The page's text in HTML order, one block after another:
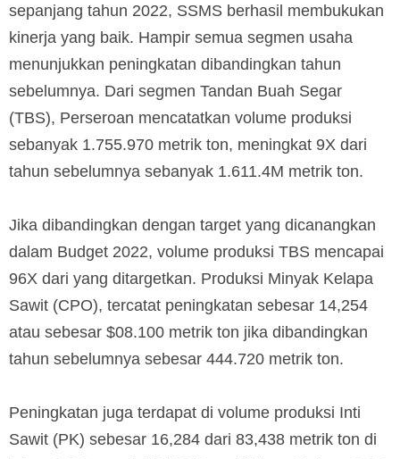
sepanjang tahun 2022, SSMS berhasil membukukan
kinerja yang baik. Hampir semua segmen usaha
menunjukkan peningkatan dibandingkan tahun
sebelumnya. Dari segmen Tandan Buah Segar
(TBS), Perseroan mencatatkan volume produksi
sebanyak 1.755.970 metrik ton, meningkat 9X dari
tahun sebelumnya sebanyak 1.611.4M metrik ton.
Jika dibandingkan dengan target yang dicanangkan
dalam Budget 2022, volume produksi TBS mencapai
96X dari yang ditargetkan. Produksi Minyak Kelapa
Sawit (CPO), tercatat peningkatan sebesar 14,254
atau sebesar $08.100 metrik ton jika dibandingkan
tahun sebelumnya sebesar 444.720 metrik ton.
Peningkatan juga terdapat di volume produksi Inti
Sawit (PK) sebesar 16,284 dari 83,438 metrik ton di